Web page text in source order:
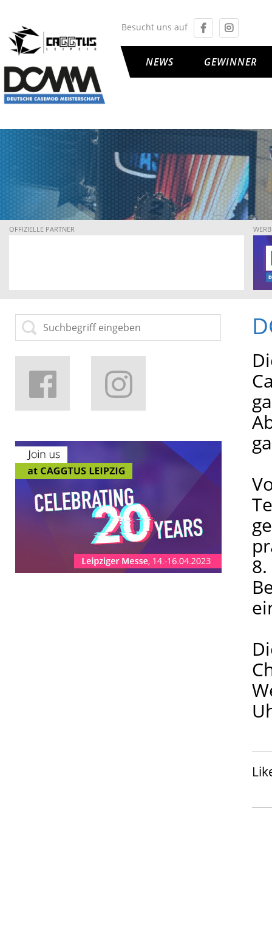
NEWS GEWINNER
Besucht uns auf
OFFIZIELLE PARTNER